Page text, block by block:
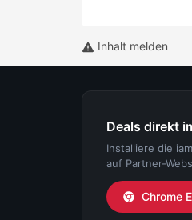
Inhalt melden
Deals direkt
Installiere die
auf Partner-
Chrome